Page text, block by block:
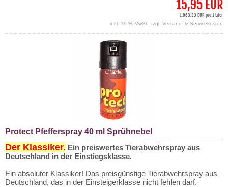
15,95 EUR
1.063,33 EUR pro 1 Liter
inkl. 19 % MwSt. zzgl. Versand- & Servicekosten
Protect Pfefferspray 40 ml Sprühnebel
Der Klassiker. Ein preiswertes Tierabwehrspray aus
Deutschland in der Einstiegsklasse.
Ein absoluter Klassiker! Das preisgünstige Tierabwehrspray aus
Deutschland, das in der Einsteigerklasse nicht fehlen darf.